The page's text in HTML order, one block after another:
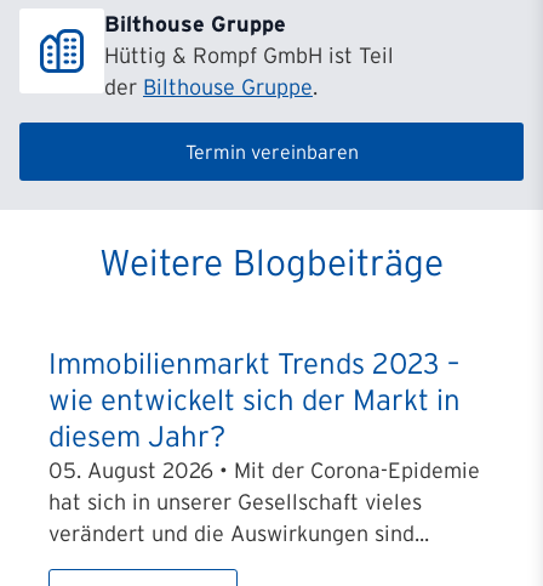
Bilthouse Gruppe
Hüttig & Rompf GmbH ist Teil
der Bilthouse Gruppe.
Termin vereinbaren
Weitere Blogbeiträge
Immobilienmarkt Trends 2023 –
wie entwickelt sich der Markt in
diesem Jahr?
05. August 2026 • Mit der Corona-Epidemie
hat sich in unserer Gesellschaft vieles
verändert und die Auswirkungen sind...